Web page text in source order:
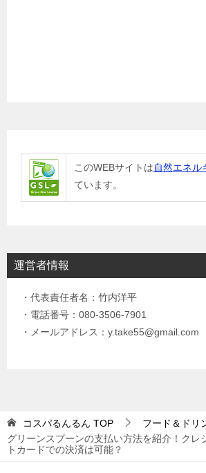
このWEBサイトは自然エネル
ています。
運営者情報
・代表責任者名：竹内洋平
・電話番号：080-3506-7901
・メールアドレス：y.take55@gmail.com
コスパるんるん TOP
フード＆ドリ
グリーンスプーンの支払い方法を紹介！クレ
トカードでの決済は可能？